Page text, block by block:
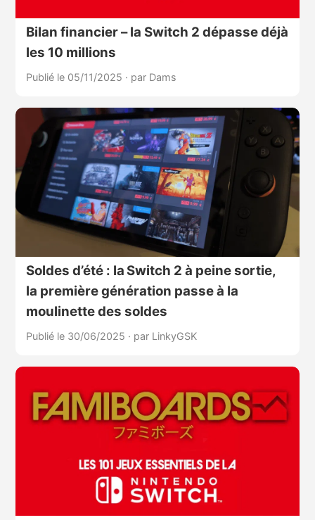
Bilan financier – la Switch 2 dépasse déjà
les 10 millions
Publié le 05/11/2025 · par Dams
Soldes d’été : la Switch 2 à peine sortie,
la première génération passe à la
moulinette des soldes
Publié le 30/06/2025 · par LinkyGSK